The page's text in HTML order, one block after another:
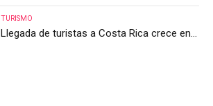
TURISMO
Llegada de turistas a Costa Rica crece en